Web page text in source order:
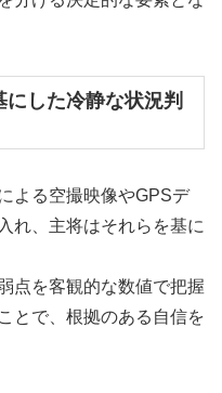
した冷静な状況判
よる空撮映像やGPSデ
れ、主将はそれらを基に
点を客観的な数値で把握
とで、根拠のある自信を